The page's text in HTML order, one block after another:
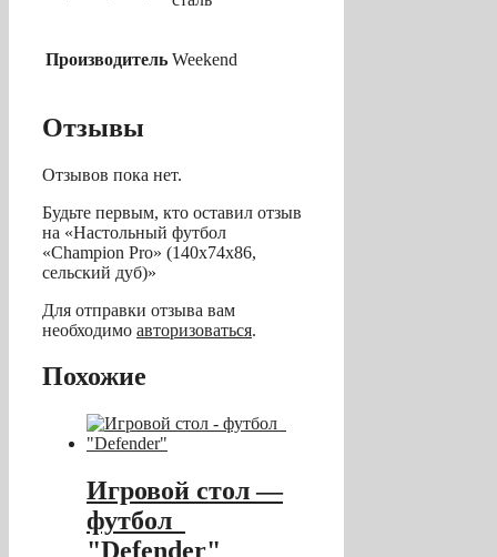
Производитель Weekend
Отзывы
Отзывов пока нет.
Будьте первым, кто оставил отзыв
на «Настольный футбол
«Champion Pro» (140х74х86,
сельский дуб)»
Для отправки отзыва вам
необходимо авторизоваться.
Похожие
Игровой стол —
футбол
"Defender"